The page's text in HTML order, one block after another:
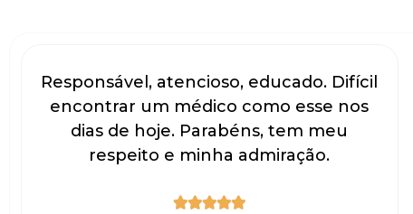
Responsável, atencioso, educado. Difícil
encontrar um médico como esse nos
dias de hoje. Parabéns, tem meu
respeito e minha admiração.
